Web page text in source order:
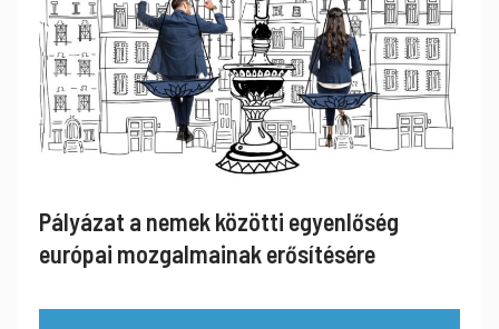
Pályázat a nemek közötti egyenlőség
európai mozgalmainak erősítésére